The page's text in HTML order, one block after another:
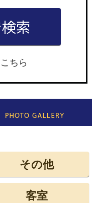
ちら
その他
客室